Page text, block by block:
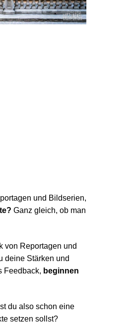
und Bildserien,
Ganz gleich, ob man
von Reportagen und
deine Stärken und
Feedback, beginnen
du also schon eine
setzen sollst?